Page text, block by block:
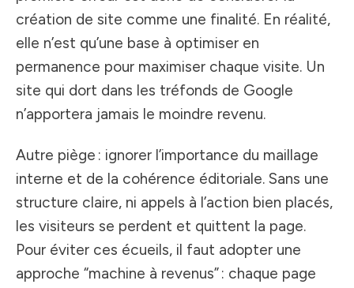
création de site comme une finalité. En réalité,
elle n’est qu’une base à optimiser en
permanence pour maximiser chaque visite. Un
site qui dort dans les tréfonds de Google
n’apportera jamais le moindre revenu.
Autre piège : ignorer l’importance du maillage
interne et de la cohérence éditoriale. Sans une
structure claire, ni appels à l’action bien placés,
les visiteurs se perdent et quittent la page.
Pour éviter ces écueils, il faut adopter une
approche “machine à revenus” : chaque page